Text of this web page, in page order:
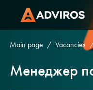
Main page Vacancies
Менеджер